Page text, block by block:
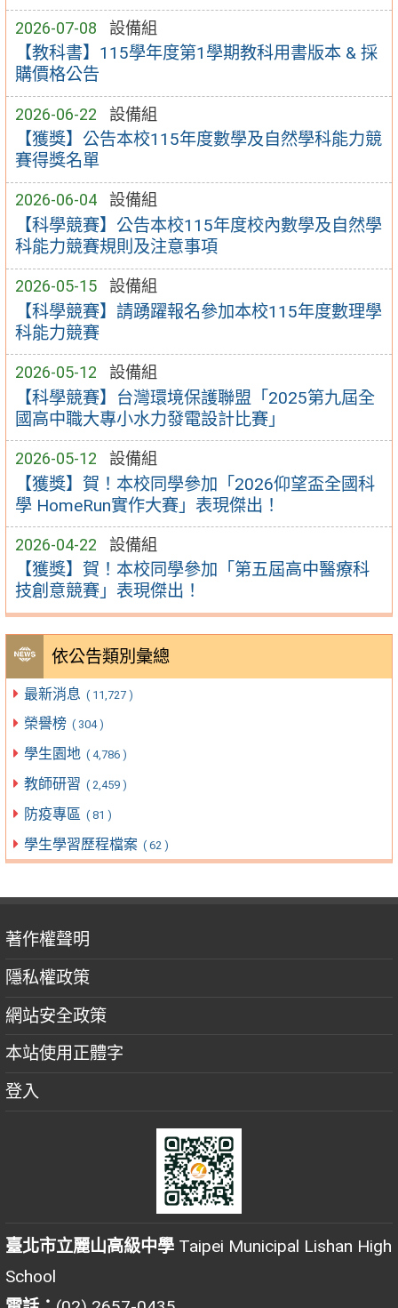
2026-07-08 設備組
【教科書】115學年度第1學期教科用書版本 & 採
購價格公告
2026-06-22 設備組
【獲獎】公告本校115年度數學及自然學科能力競
賽得獎名單
2026-06-04 設備組
【科學競賽】公告本校115年度校內數學及自然學
科能力競賽規則及注意事項
2026-05-15 設備組
【科學競賽】請踴躍報名參加本校115年度數理學
科能力競賽
2026-05-12 設備組
【科學競賽】台灣環境保護聯盟「2025第九屆全
國高中職大專小水力發電設計比賽」
2026-05-12 設備組
【獲獎】賀！本校同學參加「2026仰望盃全國科
學 HomeRun實作大賽」表現傑出！
2026-04-22 設備組
【獲獎】賀！本校同學參加「第五屆高中醫療科
技創意競賽」表現傑出！
依公告類別彙總
最新消息 ( 11,727 )
榮譽榜 ( 304 )
學生園地 ( 4,786 )
教師研習 ( 2,459 )
防疫專區 ( 81 )
學生學習歷程檔案 ( 62 )
著作權聲明
隱私權政策
網站安全政策
本站使用正體字
登入
臺北市立麗山高級中學 Taipei Municipal Lishan High
School